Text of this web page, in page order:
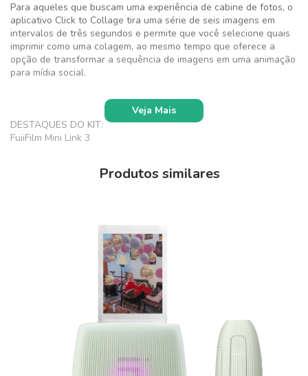
Para aqueles que buscam uma experiência de cabine de fotos, o
aplicativo Click to Collage tira uma série de seis imagens em
intervalos de três segundos e permite que você selecione quais
imprimir como uma colagem, ao mesmo tempo que oferece a
opção de transformar a sequência de imagens em uma animação
para mídia social.
DESTAQUES DO KIT:
FujiFilm Mini Link 3
Tecnologia de impressão: Filme instantâneo
Tipo de filme: Colorido, bordas branca
Resolução de impressão: 800 x 600 dpi
Velocidade de impressão (por tamanho): 46 x 62 mm: 15
Formatos de arquivo suportados: DNG, HEIF, JPEG, PNG
Tamanhos de mídia: 5,1 x 7,6 cm
Capacidade de papel: 10 x Folha
E/S de dados: 1x entrada USB-C
Veja Mais
Produtos similares